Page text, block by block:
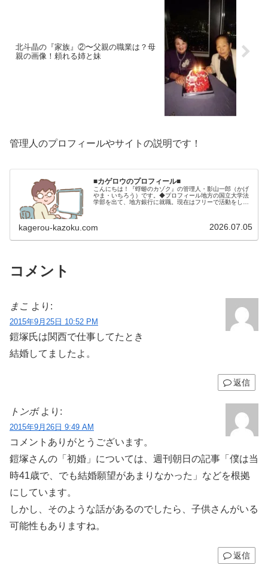
北斗晶の『家族』②〜父親の職業は？母
親の画像！頼れる姉と妹
管理人のプロフィールやサイトの説明です！
■カゲロウのプロフィール■
こんにちは！『蜉蝣のカゾク』の管理人・影山一郎（かげ
やま・いちろう）です。◆プロフィール地方の国立大学法
学部を出て、地方銀行に就職。現在はフリーで活動をして
kagerou-kazoku.com 2026.07.05
コメント
まこ より:
2015年9月25日 10:52 PM
鎧塚氏は関西で仕事してたとき
結婚してましたよ。
返信
トンボ より:
2015年9月26日 9:49 AM
コメントありがとうございます。
鎧塚さんの「初婚」については、週刊朝日の記事「僕は当
時41歳で、でも結婚願望があまりなかった」などを根拠
にしています。
しかし、そのような話があるのでしたら、子供さんがいる
可能性もありますね。
返信